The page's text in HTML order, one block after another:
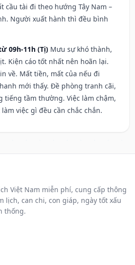
cầu tài đi theo hướng Tây Nam –
Người xuất hành thì đều bình
09h-11h (Tị) Mưu sự khó thành,
Kiện cáo tốt nhất nên hoãn lại.
về. Mất tiền, mất của nếu đi
mới thấy. Đề phòng tranh cãi,
tiếng tầm thường. Việc làm chậm,
việc gì đều cần chắc chắn.
Việt Nam miễn phí, cung cấp thông
lịch, can chi, con giáp, ngày tốt xấu
thống.